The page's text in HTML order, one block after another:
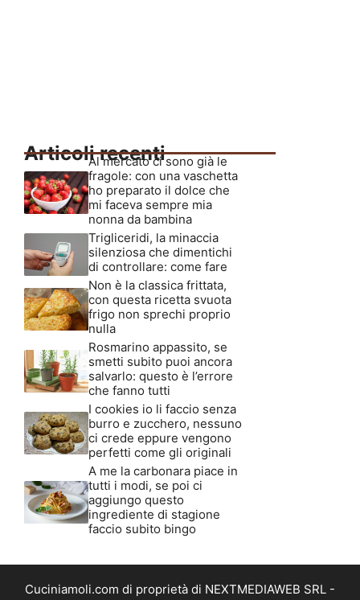
Articoli recenti
Al mercato ci sono già le
fragole: con una vaschetta
ho preparato il dolce che
mi faceva sempre mia
nonna da bambina
Trigliceridi, la minaccia
silenziosa che dimentichi
di controllare: come fare
Non è la classica frittata,
con questa ricetta svuota
frigo non sprechi proprio
nulla
Rosmarino appassito, se
smetti subito puoi ancora
salvarlo: questo è l’errore
che fanno tutti
I cookies io li faccio senza
burro e zucchero, nessuno
ci crede eppure vengono
perfetti come gli originali
A me la carbonara piace in
tutti i modi, se poi ci
aggiungo questo
ingrediente di stagione
faccio subito bingo
Cuciniamoli.com di proprietà di NEXTMEDIAWEB SRL -